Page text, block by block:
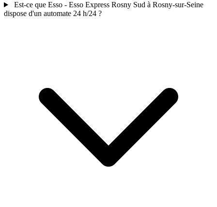
Est-ce que Esso - Esso Express Rosny Sud à Rosny-sur-Seine
dispose d'un automate 24 h/24 ?